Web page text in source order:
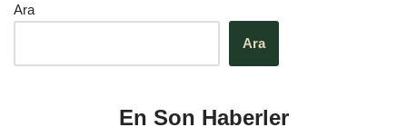
Ara
Ara
En Son Haberler